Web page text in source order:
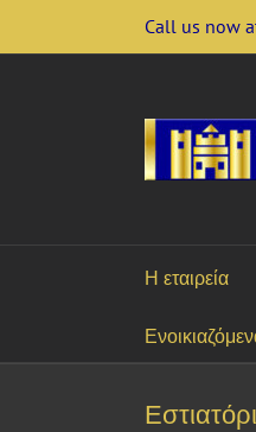
Call us now
Η εταιρεία